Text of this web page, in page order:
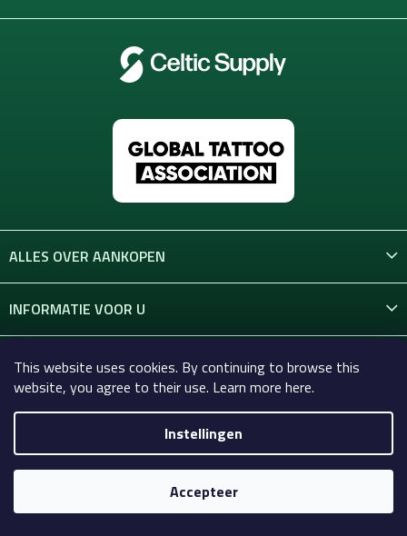
This website uses cookies. By continuing to browse this
website, you agree to their use. Learn more here.
Instellingen
Accepteer
ALLES OVER AANKOPEN
INFORMATIE VOOR U
CONTACT
Copyright 2026Celtic-Supply.nl | Alles voor tatoeages en
permanente make-up. Alle rechten voorbehouden.